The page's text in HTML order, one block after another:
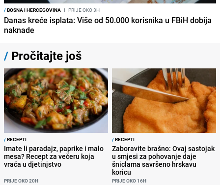
/BOSNA I HERCEGOVINA I PRIJE OKO 3H
Danas kreće isplata: Više od 50.000 korisnika u FBiH dobija
naknade
/ Pročitajte još
/RECEPTI
Imate li paradajz, paprike i malo
mesa? Recept za večeru koja
vraća u djetinjstvo
PRIJE OKO 20H
/RECEPTI
Zaboravite brašno: Ovaj sastojak
u smjesi za pohovanje daje
šniclama savršeno hrskavu
koricu
PRIJE OKO 16H